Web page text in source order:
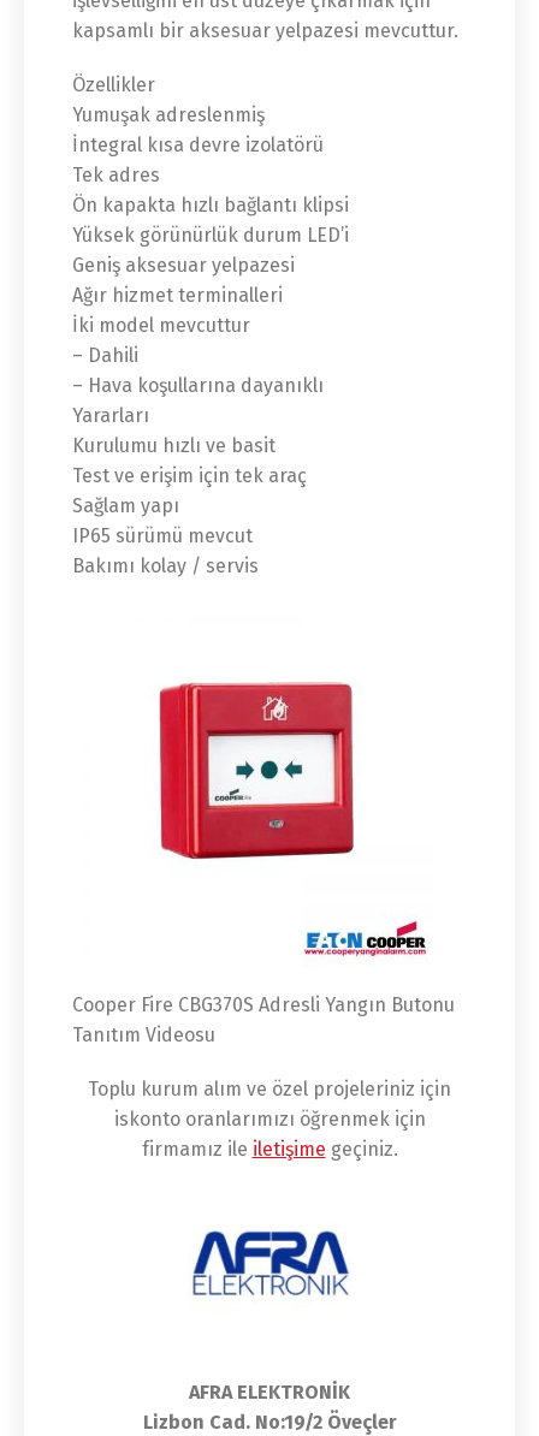
kapsamlı bir aksesuar yelpazesi mevcuttur.
Özellikler
Yumuşak adreslenmiş
İntegral kısa devre izolatörü
Tek adres
Ön kapakta hızlı bağlantı klipsi
Yüksek görünürlük durum LED’i
Geniş aksesuar yelpazesi
Ağır hizmet terminalleri
İki model mevcuttur
– Dahili
– Hava koşullarına dayanıklı
Yararları
Kurulumu hızlı ve basit
Test ve erişim için tek araç
Sağlam yapı
IP65 sürümü mevcut
Bakımı kolay / servis
Cooper Fire CBG370S Adresli Yangın Butonu
Tanıtım Videosu
Toplu kurum alım ve özel projeleriniz için
iskonto oranlarımızı öğrenmek için
firmamız ile iletişime geçiniz.
AFRA ELEKTRONİK
Lizbon Cad. No:19/2 Öveçler